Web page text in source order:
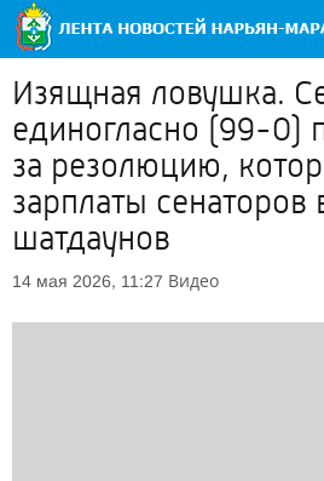
Изящная ловушка.
единогласно (99-0)
за резолюцию,
зарплаты сенаторов
шатдаунов
14 мая 2026, 11:27 Видео